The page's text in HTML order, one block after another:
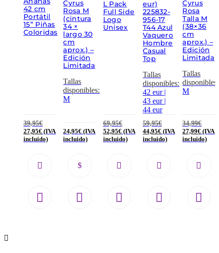
42 cm
Portátil
15” Piñas
Coloridas
39,95€
27,95€ (IVA
incluido)
Cyrus
Rosa M
(cintura
34 ×
largo 30
cm
aprox.) –
Edición
Limitada
Tallas
disponibles:
M
24,95€ (IVA
incluido)
L Pack
Full Side
Logo
Unisex
69,95€
52,95€ (IVA
incluido)
eur)
225832-
956-17
T44 Azul
Vaquero
Hombre
Casual
Top
Tallas
disponibles:
42 eur |
43 eur |
44 eur
59,95€
44,95€ (IVA
incluido)
Cyrus
Rosa
Talla M
(38×36
cm
aprox.) –
Edición
Limitada
Tallas
disponibles:
M
34,99€
27,99€ (IVA
incluido)
